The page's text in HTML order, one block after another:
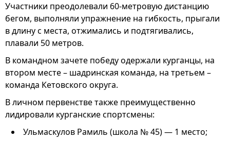
Участники преодолевали 60-метровую дистанцию
бегом, выполняли упражнение на гибкость, прыгали
в длину с места, отжимались и подтягивались,
плавали 50 метров.
В командном зачете победу одержали курганцы, на
втором месте – шадринская команда, на третьем –
команда Кетовского округа.
В личном первенстве также преимущественно
лидировали курганские спортсмены:
Ульмаскулов Рамиль (школа № 45) — 1 место;